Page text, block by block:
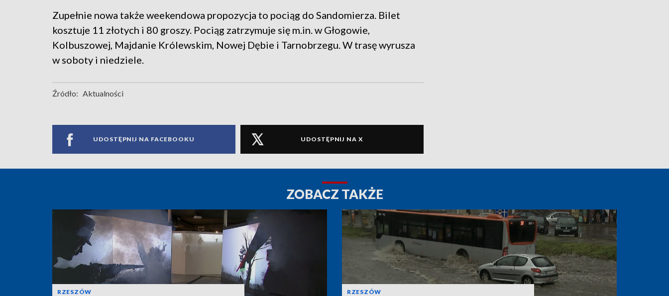
Zupełnie nowa także weekendowa propozycja to pociąg do Sandomierza. Bilet
kosztuje 11 złotych i 80 groszy. Pociąg zatrzymuje się m.in. w Głogowie,
Kolbuszowej, Majdanie Królewskim, Nowej Dębie i Tarnobrzegu. W trasę wyrusza
w soboty i niedziele.
Źródło: Aktualności
UDOSTĘPNIJ NA FACEBOOKU UDOSTĘPNIJ NA X
ZOBACZ TAKŻE
RZESZÓW RZESZÓW